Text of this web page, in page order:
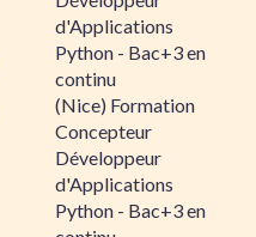
d'Applications
Python - Bac+3 en
continu
(Nice) Formation
Concepteur
Développeur
d'Applications
Python - Bac+3 en